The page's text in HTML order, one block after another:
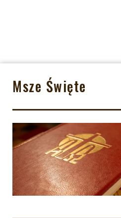
Msze Święte